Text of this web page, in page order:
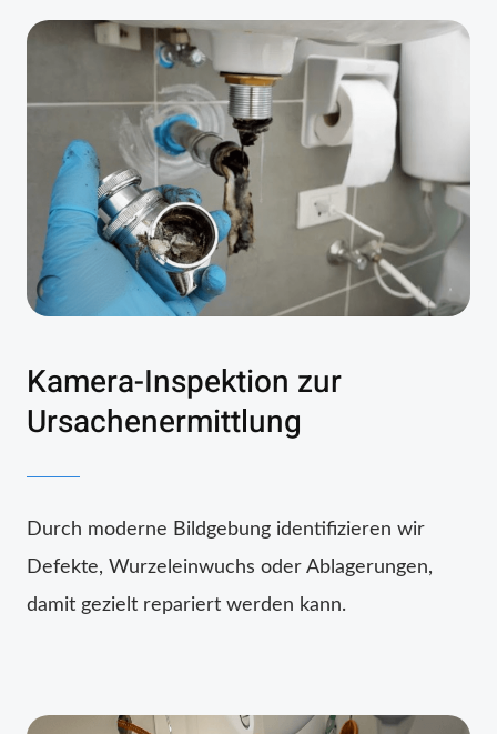
Kamera-Inspektion zur
Ursachenermittlung
Durch moderne Bildgebung identifizieren wir
Defekte, Wurzeleinwuchs oder Ablagerungen,
damit gezielt repariert werden kann.